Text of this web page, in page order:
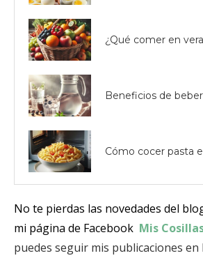
¿Qué comer en
Beneficios de
Cómo cocer pasta
No te pierdas las novedades del
mi página de Facebook Mis
puedes seguir mis publicaciones